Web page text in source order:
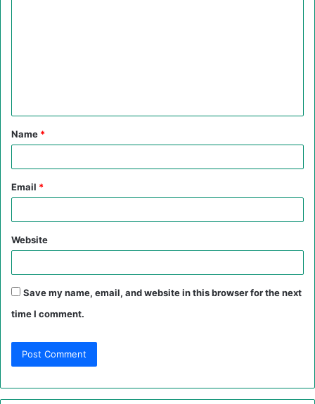
t
*
Name *
Email *
Website
Save my name, email, and website in this browser for the next
time I comment.